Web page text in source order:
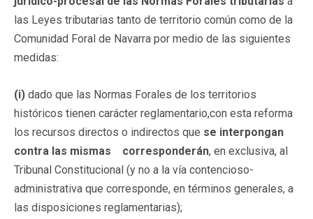
las Leyes tributarias tanto de territorio común como de la
Comunidad Foral de Navarra por medio de las siguientes
medidas:
(i) dado que las Normas Forales de los territorios
históricos tienen carácter reglamentario,con esta reforma
los recursos directos o indirectos que se interpongan
contra las mismas corresponderán, en exclusiva, al
Tribunal Constitucional (y no a la vía contencioso-
administrativa que corresponde, en términos generales, a
las disposiciones reglamentarias);